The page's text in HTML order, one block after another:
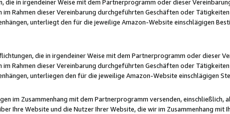
die in irgendeiner Weise mit dem Partnerprogramm oder dieser
Rahmen dieser Vereinbarung durchgeführten Geschäften oder
unterliegt den für die jeweilige Amazon-Website einschlägigen
die in irgendeiner Weise mit dem Partnerprogramm oder dieser
Rahmen dieser Vereinbarung durchgeführten Geschäften oder
unterliegen den für die jeweilige Amazon-Website einschlägigen
im Zusammenhang mit dem Partnerprogramm versenden, einschließlich,
Ihre Website und die Nutzer Ihrer Website, die wir im Zusammenhang